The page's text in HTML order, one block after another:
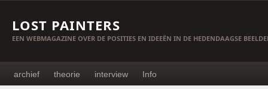
LOST PAINTERS
EEN WEBMAGAZINE OVER DE POSITIES EN IDEEËN IN DE HEDENDAAGSE
archief theorie interview Info